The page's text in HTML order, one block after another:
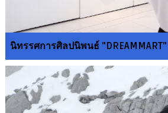
นิทรรศการศิลปนิพนธ์ "DREAMMART"